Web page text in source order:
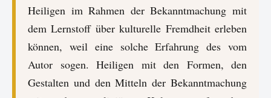
Heiligen im Rahmen der Bekanntmachung mit
dem Lernstoff über kulturelle Fremdheit erleben
können, weil eine solche Erfahrung des vom
Autor sogen. Heiligen mit den Formen, den
Gestalten und den Mitteln der Bekanntmachung